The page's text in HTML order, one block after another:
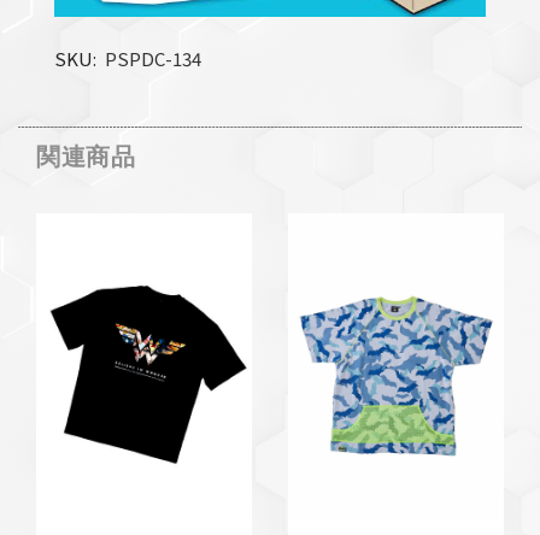
SKU PSPDC-134
関連商品